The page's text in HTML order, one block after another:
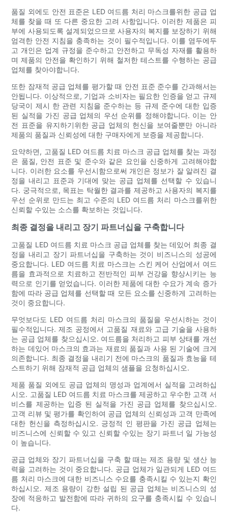
품질 외에도 안전 표준은 LED 여드름 처리 마스크를위한 공급 업
체를 찾을 때 또 다른 중요한 고려 사항입니다. 이러한 제품은 피
부에 사용되도록 설계되었으므로 사용자의 복지를 보장하기 위해
엄격한 안전 지침을 충족하는 것이 필수적입니다. 이를 염두에두
고 개인은 업계 규정을 준수하고 안전하고 무독성 자재를 활용하
며 제품의 안전을 확인하기 위해 철저한 테스트를 수행하는 공급
업체를 찾아야합니다.
또한 잠재적 공급 업체를 평가할 때 안전 표준 준수를 간과해서는
안됩니다. 이상적으로, 기업과 소비자는 필요한 인증을 얻고 규제
당국이 제시 한 관련 지침을 준수하는 등 규제 준수에 대한 입증
된 실적을 가진 공급 업체의 우선 순위를 정해야합니다. 이는 안
전 표준을 유지하기위한 공급 업체의 헌신을 보여줄뿐만 아니라
제품의 품질과 신뢰성에 대한 구매자에게 보증을 제공합니다.
요약하면, 고품질 LED 여드름 치료 마스크 공급 업체를 찾는 과정
은 품질, 안전 표준 및 준수와 같은 요인을 신중하게 고려해야합
니다. 이러한 요소를 우선시함으로써 개인은 정보가 잘 알려진 결
정을 내리고 표준과 기대에 맞는 공급 업체를 선택할 수 있습니
다. 궁극적으로, 목표는 탁월한 결과를 제공하고 사용자의 복지를
우선 순위로 만드는 최고 수준의 LED 여드름 처리 마스크를위한
신뢰할 수있는 소스를 확보하는 것입니다.
최종 결정을 내리고 장기 파트너십을 구축합니다
고품질 LED 여드름 치료 마스크 공급 업체를 찾는 데있어 최종 결
정을 내리고 장기 파트너십을 구축하는 것이 비즈니스의 성공에
중요합니다. LED 여드름 치료 마스크는 스킨 케어 산업에서 여드
름을 효과적으로 치료하고 전반적인 피부 건강을 향상시키는 능
력으로 인기를 얻었습니다. 이러한 제품에 대한 수요가 계속 증가
함에 따라 공급 업체를 선택할 때 모든 요소를 ​​신중하게 고려하는
것이 중요합니다.
무엇보다도 LED 여드름 처리 마스크의 품질을 우선시하는 것이
필수적입니다. 제조 공정에서 고품질 재료와 고급 기술을 사용하
는 공급 업체를 찾으십시오. 여드름을 처리하고 피부 상태를 개선
하는 데있어 마스크의 효과는 재료의 품질과 사용 된 기술에 크게
의존합니다. 최종 결정을 내리기 전에 마스크의 품질과 효능을 테
스트하기 위해 잠재적 공급 업체의 샘플을 요청하십시오.
제품 품질 외에도 공급 업체의 명성과 업계에서 실적을 고려하십
시오. 고품질 LED 여드름 치료 마스크를 제공하고 우수한 고객 서
비스를 제공하는 입증 된 실적을 가진 공급 업체를 찾으십시오.
고객 리뷰 및 평가를 확인하여 공급 업체의 신뢰성과 고객 만족에
대한 헌신을 측정하십시오. 긍정적 인 평판을 가진 공급 업체는
비즈니스에 신뢰할 수 있고 신뢰할 수있는 장기 파트너 일 가능성
이 높습니다.
공급 업체와 장기 파트너십을 구축 할 때는 제조 용량 및 생산 능
력을 고려하는 것이 중요합니다. 공급 업체가 일관되게 LED 여드
름 처리 마스크에 대한 비즈니스 수요를 충족시킬 수 있는지 확인
하십시오. 제조 용량이 강한 설립 된 공급 업체는 비즈니스의 성
장에 적응하고 발전함에 따라 귀하의 요구를 충족시킬 수 있습니
다.